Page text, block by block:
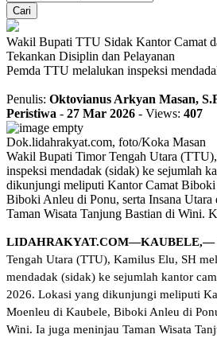
Cari
Wakil Bupati TTU Sidak Kantor Camat
Tekankan Disiplin dan Pelayanan
Pemda TTU melalukan inspeksi
Penulis: Oktovianus Arkyan Masan,
Peristiwa - 27 Mar 2026 - Views: 407
Dok.lidahrakyat.com, foto/Koka Masan
Wakil Bupati Timor Tengah Utara
inspeksi mendadak (sidak) ke sejumlah
dikunjungi meliputi Kantor Camat
Biboki Anleu di Ponu, serta Insana
Taman Wisata Tanjung Bastian di Wini.
LIDAHRAKYAT.COM—KAUBELE,—
Tengah Utara (TTU), Kamilus Elu, SH
mendadak (sidak) ke sejumlah kantor
2026. Lokasi yang dikunjungi meliputi
Moenleu di Kaubele, Biboki Anleu di
Wini. Ia juga meninjau Taman Wisata